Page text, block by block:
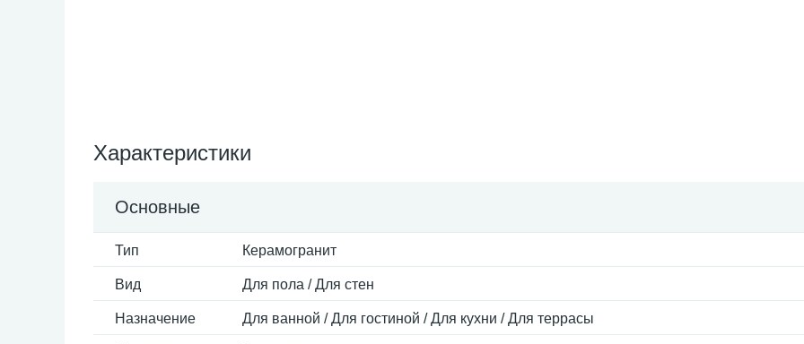
Характеристики
Основные
Тип Керамогранит
Вид Для пола / Для стен
Назначение Для ванной / Для гостиной / Для кухни / Для террасы